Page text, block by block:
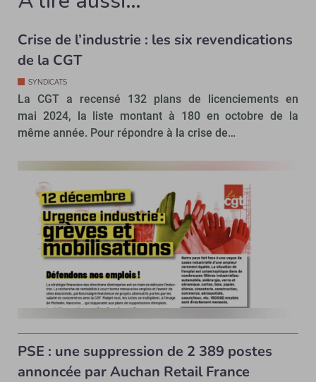
Crise de l’industrie : les six revendications
de la CGT
SYNDICATS
La CGT a recensé 132 plans de licenciements en
mai 2024, la liste montant à 180 en octobre de la
même année. Pour répondre à la crise de…
PSE : une suppression de 2 389 postes
annoncée par Auchan Retail France